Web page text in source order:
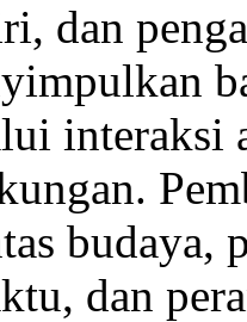
dan
interaksi
budaya,
dan